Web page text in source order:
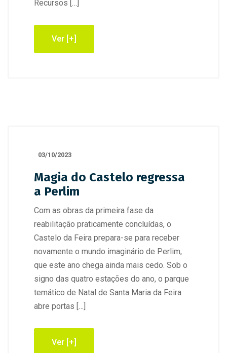
Recursos […]
Ver [+]
03/10/2023
Magia do Castelo regressa
a Perlim
Com as obras da primeira fase da
reabilitação praticamente concluídas, o
Castelo da Feira prepara-se para receber
novamente o mundo imaginário de Perlim,
que este ano chega ainda mais cedo. Sob o
signo das quatro estações do ano, o parque
temático de Natal de Santa Maria da Feira
abre portas […]
Ver [+]